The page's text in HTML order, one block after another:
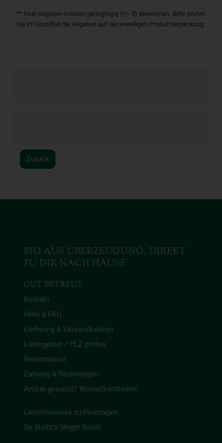
** Kcal-Angaben können geringfügig (+/- 5) abweichen. Bitte prüfen
Sie im Einzelfall die Angaben auf der jeweiligen Produktverpackung.
Zurück
BIO AUS ÜBERZEUGUNG, DIREKT
ZU DIR NACH HAUSE
GUT BETREUT
Kontakt
Hilfe & FAQ
Lieferung & Versandkosten
Liefergebiet / PLZ prüfen
Reklamation
Zahlung & Rechnungen
Artikel gesucht? Wunsch mitteilen
Lieferhinweise zu Feiertagen
So bleibt’s länger frisch